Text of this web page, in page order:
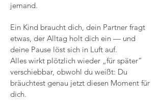
jemand.
Ein Kind braucht dich, dein Partner fragt
etwas, der Alltag holt dich ein — und
deine Pause löst sich in Luft auf.
Alles wirkt plötzlich wieder „für später“
verschiebbar, obwohl du weißt: Du
bräuchtest genau jetzt diesen Moment für
dich.